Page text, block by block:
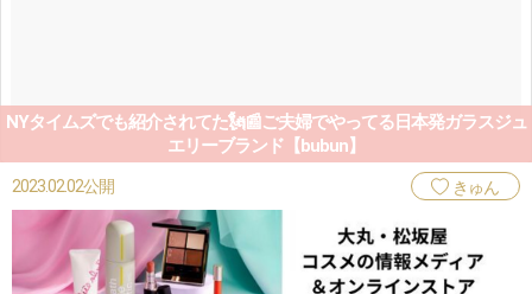
NYタイムズでも紹介されてた🗽📰ご夫婦でやってる日本発ガラスジュ
エリーブランド【bubun】
2023.02.02公開 きゅん